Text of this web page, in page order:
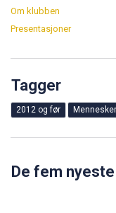
Om klubben
Presentasjoner
Tagger
2012 og før Mennesker
De fem